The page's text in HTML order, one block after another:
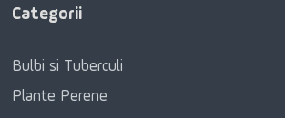
Categorii
Bulbi si Tuberculi
Plante Perene